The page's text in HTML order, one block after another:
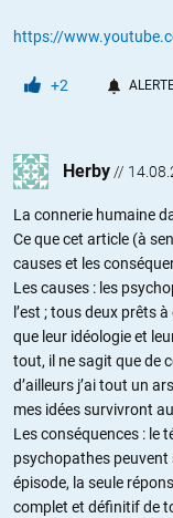
https://
+2
Herby//
La connerie humaine
Ce que cet article (à
causes et les
Les causes : les
l’est ; tous deux prêts
que leur idéologie et
tout, il ne sagit que de
d’ailleurs j’ai tout un
mes idées survivront
Les conséquences : le
psychopathes peuvent
épisode, la seule
complet et définitif de